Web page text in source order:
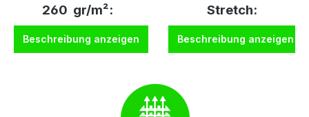
260 gr/m²:
Beschreibung anzeigen
Stretch:
Beschreibung anzeigen